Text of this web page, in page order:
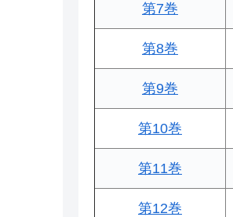
第7巻
第8巻
第9巻
第10巻
第11巻
第12巻